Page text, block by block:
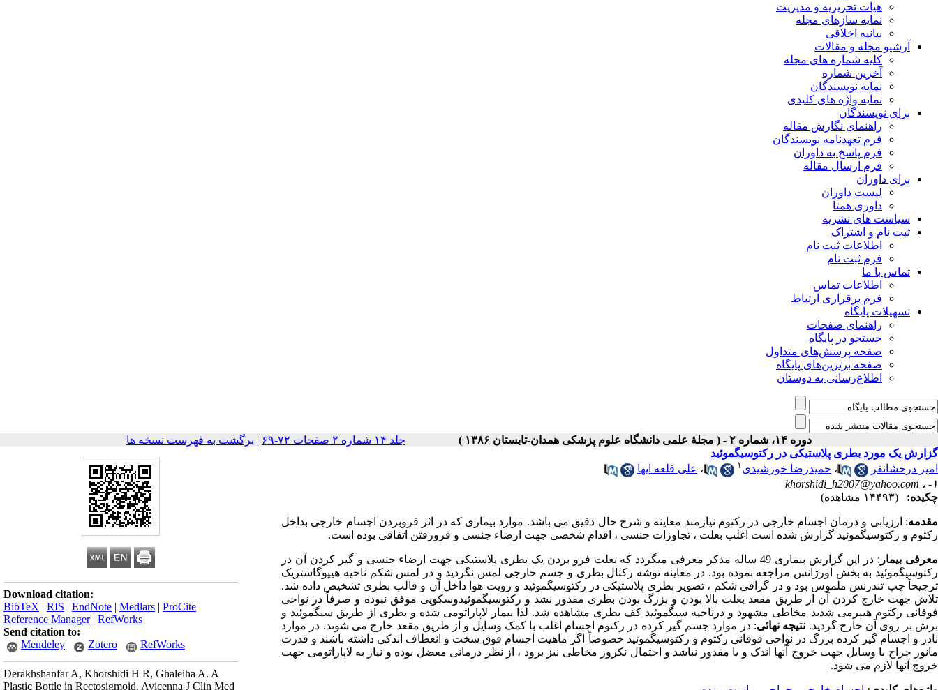
هیات تحریریه و مدیریت
نمایه سازهای مجله
بیانیه اخلاقی
آرشیو مجله و مقالات
کلیه شماره های مجله
آخرین شماره
نمایه نویسندگان
نمایه واژه های کلیدی
برای نویسندگان
راهنمای نگارش مقاله
فرم تعهدنامه نویسندگان
فرم پاسخ به داوران
فرم ارسال مقاله
برای داوران
لیست داوران
داوری همتا
سیاست های نشریه
ثبت نام و اشتراک
اطلاعات ثبت نام
فرم ثبت نام
تماس با ما
اطلاعات تماس
فرم برقراری ارتباط
تسهیلات پایگاه
راهنمای صفحات
جستجو در پایگاه
صفحه پرسش‌های متداول
صفحه برترین‌های پایگاه
اطلاع‌رسانی به دوستان
دوره ۱۴، شماره ۲ - ( مجلۀ علمی دانشگاه علوم پزشکی همدان-تابستان ۱۳۸۶ ) جلد ۱۴ شماره ۲ صفحات ۷۲-۶۹ | برگشت به فهرست نسخه ها
Download citation:
BibTeX | RIS | EndNote | Medlars | ProCite |
Reference Manager| RefWorks
Send citation to:
Mendeley
Zotero RefWorks
Derakhshanfar A, Khorshidi H R, Ghaleiha A. A
Plastic Bottle in Rectosigmoid. Avicenna J Clin Med
گزارش یک مورد بطری پلاستیکی در رکتوسیگموئید
امیر درخشانفر
، حمیدرضا خورشیدی ۱ ، علی قلعه ایها
۱- ،
khorshidi_h2007@yahoo.com
چکیده:
(۱۴۴۹۳ مشاهده)
مقدمه: ارزیابی و درمان اجسام خارجی در رکتوم نیازمند معاینه و شرح حال دقیق می باشد. موارد بیماری که در اثر فروبردن اجسام خارجی بداخل
رکتوم و رکتوسیگموئید گزارش شده است اغلب بعلت ، تجاوزات جنسی ، اقدام شخصی جهت ارضاء جنسی و فرورفتن اتفاقی بوده است.
معرفی بیمار
: در این گزارش بیماری 49 ساله مذکر معرفی میگردد که بعلت فرو بردن یک بطری پلاستیکی جهت ارضاء جنسی و گیر کردن آن در
رکتوسیگموئید به بخش اورژانس مراجعه نموده بود. در معاینه توشه رکتال بطری و جسم خارجی لمس نگردید و در لمس شکم ناحیه هیپوگاستریک
ترجیحاً چپ تندرنس ملموس بود و در گرافی شکم ، تصویر بطری پلاستیکی در رکتوسیگموئید و رویت هوا داخل آن و قالب بطری تشخیص داده شد.
تلاش جهت خارج کردن آن از طریق مقعد بعلت بالا بودن و بزرگ بودن بطری مقدور نشد و رکتوسیگموئیدوسکوپی موفق نبوده و صرفاً در نواحی
فوقانی رکتوم هیپرمی شدید مخاطی مشهود و درناحیه سیگموئید کف بطری مشاهده شد. لذا بیمار لاپاراتومی شده و بطری از طریق سیگموئید و
برش بر روی آن خارج گردید. نتیجه نهائی: در موارد جسم گیر کرده در رکتوم اجسام اغلب با کمک وسایل و از طریق مقعد خارج می شوند. در موارد
نادر و اجسام گیر کرده بزرگ در نواحی فوقانی رکتوم و رکتوسیگموئید خصوصاً اگر ماهیت اجسام فوق سخت و انعطاف اندکی داشته باشند و قدرت
مانور جراح با وسایل جهت خروج آنها اندک و یا مقدور نباشد و احتمال نکروز مخاطی نیز برود ، از نظر درمانی معضل بوده و نیاز به لاپاراتومی جهت
خروج آنها لازم می شود.